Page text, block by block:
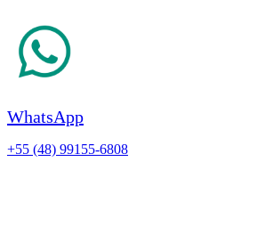
WhatsApp
+55 (48) 99155-6808